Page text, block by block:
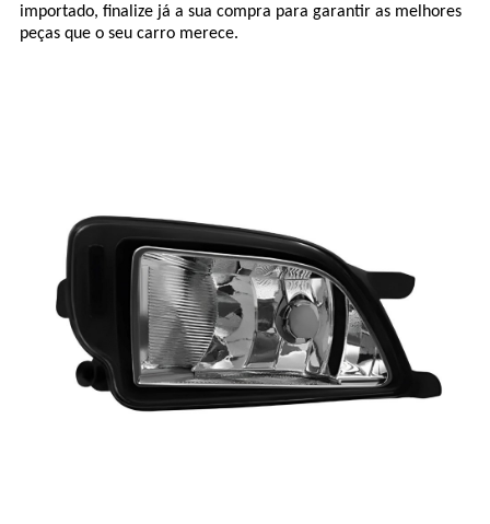
importado, finalize já a sua compra para garantir as melhores
peças que o seu carro merece.